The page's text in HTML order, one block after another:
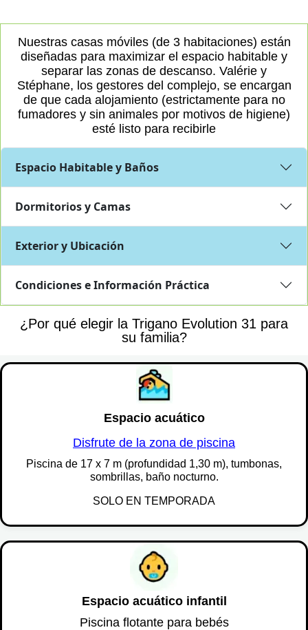
Prohibidas
en los alojamientos
Gastos y Tasas
0,66 € / día
Visitantes (+ de 2h)
4,00 €
Nuestras casas móviles (de 3 habitaciones) están
diseñadas para maximizar el espacio habitable y
separar las zonas de descanso. Valérie y
Stéphane, los gestores del complejo, se encargan
de que cada alojamiento (estrictamente para no
fumadores y sin animales por motivos de higiene)
esté listo para recibirle
Espacio Habitable y Baños
Dormitorios y Camas
Exterior y Ubicación
Condiciones e Información Práctica
¿Por qué elegir la Trigano Evolution 31 para
su familia?
Espacio acuático
Disfrute de la zona de piscina
Piscina de 17 x 7 m (profundidad 1,30 m), tumbonas,
sombrillas, baño nocturno.
SOLO EN TEMPORADA
Espacio acuático infantil
Piscina flotante para bebés